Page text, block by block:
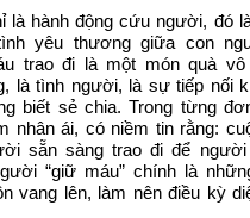
là hành động cứu người, đó
yêu thương giữa con
trao đi là một món quà
là tình người, là sự tiếp nối
biết sẻ chia. Trong từng
nhân ái, có niềm tin rằng:
sẵn sàng trao đi để
“giữ máu” chính là
vang lên, làm nên điều kỳ